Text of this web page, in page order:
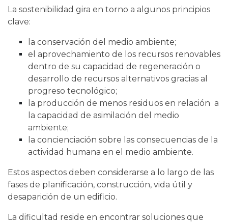
La sostenibilidad gira en torno a algunos principios
clave:
la conservación del medio ambiente;
el aprovechamiento de los recursos renovables
dentro de su capacidad de regeneración o
desarrollo de recursos alternativos gracias al
progreso tecnológico;
la producción de menos residuos en relación a
la capacidad de asimilación del medio
ambiente;
la concienciación sobre las consecuencias de la
actividad humana en el medio ambiente.
Estos aspectos deben considerarse a lo largo de las
fases de planificación, construcción, vida útil y
desaparición de un edificio.
La dificultad reside en encontrar soluciones que